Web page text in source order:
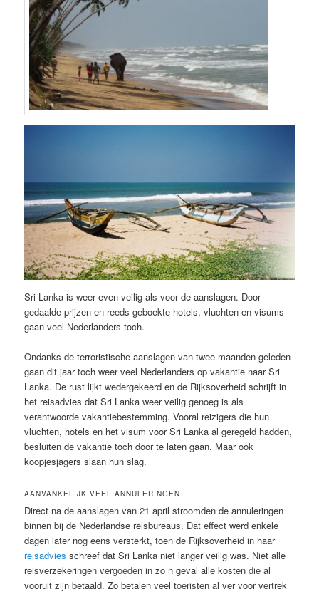
Sri Lanka is weer even veilig als voor de aanslagen. Door
gedaalde prijzen en reeds geboekte hotels, vluchten en visums
gaan veel Nederlanders toch.
Ondanks de terroristische aanslagen van twee maanden geleden
gaan dit jaar toch weer veel Nederlanders op vakantie naar Sri
Lanka. De rust lijkt wedergekeerd en de Rijksoverheid schrijft in
het reisadvies dat Sri Lanka weer veilig genoeg is als
verantwoorde vakantiebestemming. Vooral reizigers die hun
vluchten, hotels en het visum voor Sri Lanka al geregeld hadden,
besluiten de vakantie toch door te laten gaan. Maar ook
koopjesjagers slaan hun slag.
AANVANKELIJK VEEL ANNULERINGEN
Direct na de aanslagen van 21 april stroomden de annuleringen
binnen bij de Nederlandse reisbureaus. Dat effect werd enkele
dagen later nog eens versterkt, toen de Rijksoverheid in haar
reisadvies schreef dat Sri Lanka niet langer veilig was. Niet alle
reisverzekeringen vergoeden in zo n geval alle kosten die al
vooruit zijn betaald. Zo betalen veel toeristen al ver voor vertrek